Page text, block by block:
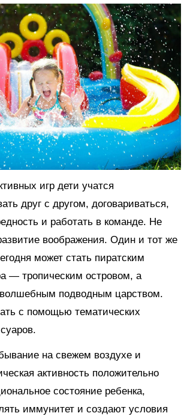
игр дети учатся
друг с другом, договариваться,
и работать в команде. Не
воображения. Один и тот же
может стать пиратским
— тропическим островом, а
подводным царством.
с помощью тематических
на свежем воздухе и
активность положительно
состояние ребенка,
иммунитет и создают условия